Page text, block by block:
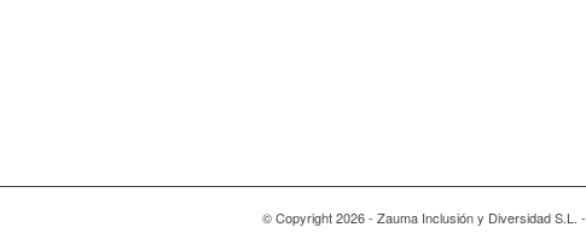
© Copyright 2026 - Zauma Inclusión y Diversidad S.L. -